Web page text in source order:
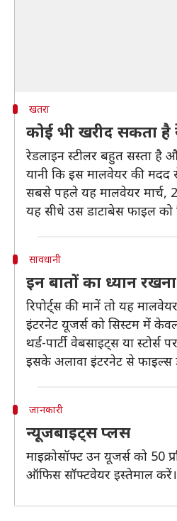
खतरा
कोई भी खरीद सकता है
रेडलाइन स्टीलर बहुत सस्ता है
यानी कि इस मालवेयर की मदद
सबसे पहले यह मालवेयर मार्च,
यह सीधे उस डाटाबेस फाइल को
सावधानी
इन बातों का ध्यान
रिपोर्ट्स की मानें तो यह
इंटरनेट यूजर्स को सिस्टम में
थर्ड-पार्टी वेबसाइट्स या
इसके अलावा इंटरनेट से फाइल्स
जानकारी
न्यूजबाइट्स प्लस
माइक्रोसॉफ्ट उन यूजर्स को 50
ऑफिस सॉफ्टवेयर इस्तेमाल करें।